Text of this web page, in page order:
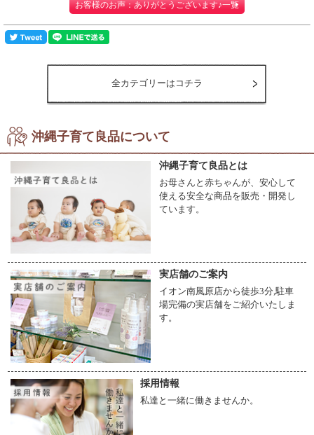
■製造
日本（沖縄）
■購入後の 安心サポート体制についてはこちら
【スリングの使用方法】
◆はじめに◆
この3つのポイントが重要です！！
(1)たすきがけにしてください。
(2)リングは鎖骨の高い位置にくるようにしてください。
(3)赤ちゃんの入る生地はおへその高さくらいに調整しておきます。
※生地がねじれていないかをチェックしてください。
※スリングをセットするときは、抱っこしながらではなく寝かせておいてくださ
い。
横抱きの場合には、赤ちゃんの頭はリングと反対側に来るようにしたほうが初心者
向けです。
◆抱いてみよう◆
【１】リングと反対側の腕に赤ちゃんを抱っこしてください。
(注)ぐずっているときなどはまず、抱っこで落ちつかせてから抱っこしてあげて
ください。足が突っ張ったまま無理にスリングを使うと股関節脱臼につながる場合
があるので気を付けましょう。
【２】空いているほうの手で、スリングのポーチ部分の生地を広げ、赤ちゃんの足
とおしりのほうからのせます。
お客様のお声：ありがとうございます♪一覧
全カテゴリーはコチラ
沖縄子育て良品について
沖縄子育て良品とは
お母さんと赤ちゃんが、安心して
使える安全な商品を販売・開発し
ています。
実店舗のご案内
イオン南風原店から徒歩3分,駐車
場完備の実店舗をご紹介いたしま
す。
採用情報
私達と一緒に働きませんか。